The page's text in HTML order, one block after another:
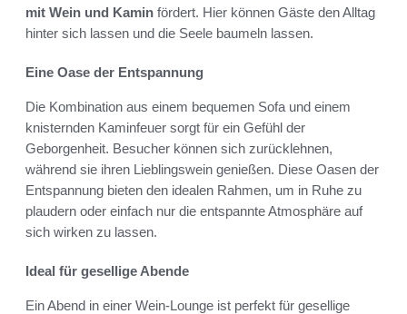
mit Wein und Kamin fördert. Hier können Gäste den Alltag
hinter sich lassen und die Seele baumeln lassen.
Eine Oase der Entspannung
Die Kombination aus einem bequemen Sofa und einem
knisternden Kaminfeuer sorgt für ein Gefühl der
Geborgenheit. Besucher können sich zurücklehnen,
während sie ihren Lieblingswein genießen. Diese Oasen der
Entspannung bieten den idealen Rahmen, um in Ruhe zu
plaudern oder einfach nur die entspannte Atmosphäre auf
sich wirken zu lassen.
Ideal für gesellige Abende
Ein Abend in einer Wein-Lounge ist perfekt für gesellige